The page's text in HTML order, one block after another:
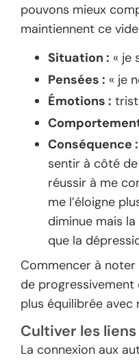
pouvons mieux
maintiennent ce
Situation : « je
Pensées : « je
Émotions :
Conséquence :
sentir à côté
réussir à me
me l’éloigne
diminue mais
que la
Commencer à
de
plus équilibrée avec
Cultiver les
La connexion aux